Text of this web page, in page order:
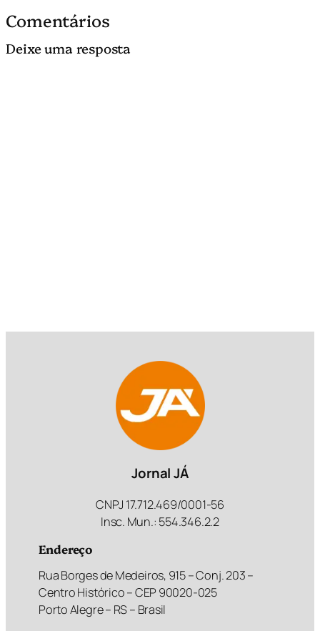
Comentários
Deixe uma resposta
Jornal JÁ
CNPJ 17.712.469/0001-56
Insc. Mun.: 554.346.2.2
Endereço
Rua Borges de Medeiros, 915 – Conj. 203 –
Centro Histórico – CEP 90020-025
Porto Alegre – RS – Brasil